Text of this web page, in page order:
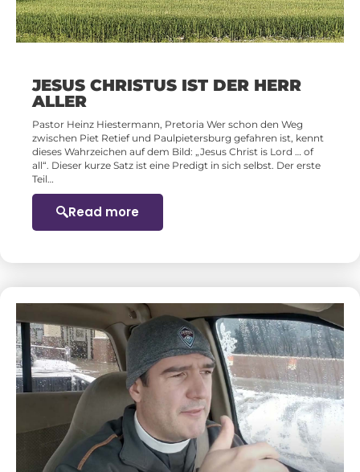
JESUS CHRISTUS IST DER HERR
ALLER
Pastor Heinz Hiestermann, Pretoria Wer schon den Weg
zwischen Piet Retief und Paulpietersburg gefahren ist, kennt
dieses Wahrzeichen auf dem Bild: „Jesus Christ is Lord … of
all“. Dieser kurze Satz ist eine Predigt in sich selbst. Der erste
Teil…
Read more